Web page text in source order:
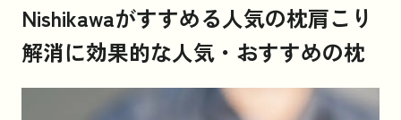
Nishikawaがすすめる人気の枕肩こり
解消に効果的な人気・おすすめの枕